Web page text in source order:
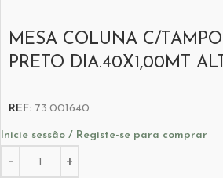
MESA COLUNA C/
PRETO DIA.40X1,00MT
REF: 73.001640
Inicie sessão / Registe-se para comprar